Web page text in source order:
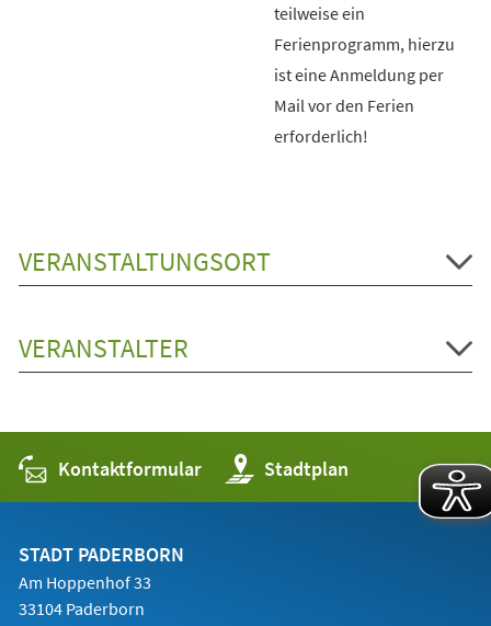
teilweise ein
Ferienprogramm, hierzu
ist eine Anmeldung per
Mail vor den Ferien
erforderlich!
VERANSTALTUNGSORT
VERANSTALTER
Kontaktformular Stadtplan
(Öffnet
in
einem
STADT PADERBORN
Am Hoppenhof 33
33104 Paderborn